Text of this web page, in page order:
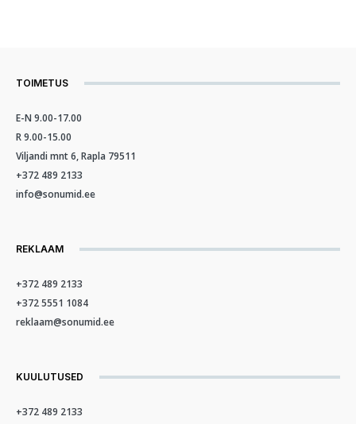
TOIMETUS
E-N 9.00-17.00
R 9.00-15.00
Viljandi mnt 6, Rapla 79511
+372 489 2133
info@sonumid.ee
REKLAAM
+372 489 2133
+372 5551 1084
reklaam@sonumid.ee
KUULUTUSED
+372 489 2133